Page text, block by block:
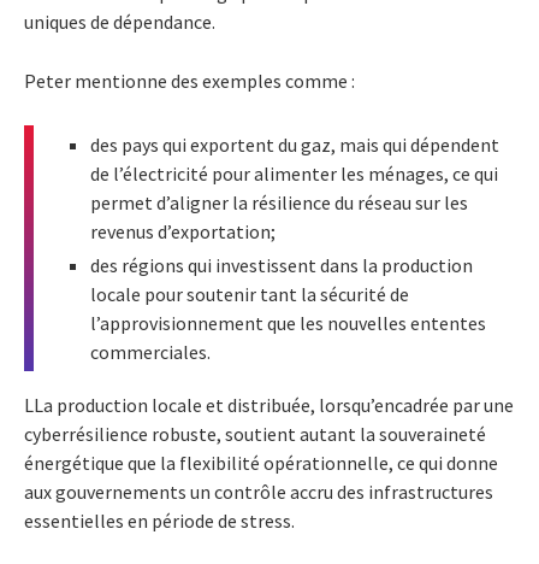
uniques de dépendance.
Peter mentionne des exemples comme :
des pays qui exportent du gaz, mais qui dépendent
de l’électricité pour alimenter les ménages, ce qui
permet d’aligner la résilience du réseau sur les
revenus d’exportation;
des régions qui investissent dans la production
locale pour soutenir tant la sécurité de
l’approvisionnement que les nouvelles ententes
commerciales.
LLa production locale et distribuée, lorsqu’encadrée par une
cyberrésilience robuste, soutient autant la souveraineté
énergétique que la flexibilité opérationnelle, ce qui donne
aux gouvernements un contrôle accru des infrastructures
essentielles en période de stress.